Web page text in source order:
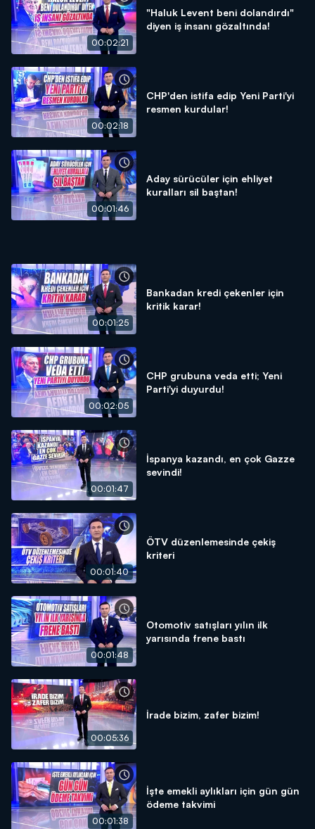
00:02:21
"Haluk Levent beni dolandırdı"
diyen iş insanı gözaltında!
00:02:18
CHP'den istifa edip Yeni Parti'yi
resmen kurdular!
00:01:46
Aday sürücüler için ehliyet
kuralları sil baştan!
00:01:25
Bankadan kredi çekenler için
kritik karar!
00:02:05
CHP grubuna veda etti; Yeni
Parti'yi duyurdu!
00:01:47
İspanya kazandı, en çok Gazze
sevindi!
00:01:40
ÖTV düzenlemesinde çekiş
kriteri
00:01:48
Otomotiv satışları yılın ilk
yarısında frene bastı
00:05:36
İrade bizim, zafer bizim!
00:01:38
İşte emekli aylıkları için gün gün
ödeme takvimi